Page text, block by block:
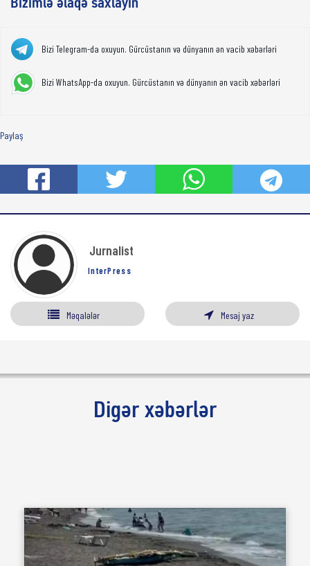
Bizimlə əlaqə saxlayın
Bizi Telegram-da oxuyun. Gürcüstanın və dünyanın ən vacib xəbərləri
Bizi WhatsApp-da oxuyun. Gürcüstanın və dünyanın ən vacib xəbərləri
Paylaş
Jurnalist
InterPress
Məqalələr Mesaj yaz
Digər xəbərlər